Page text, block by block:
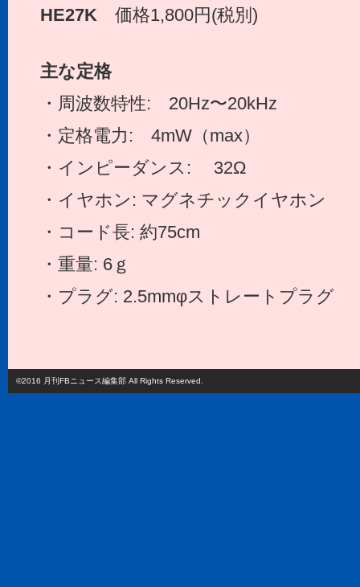
HE27K 価格1,800円(税別)
主な定格
・周波数特性: 20Hz〜20kHz
・定格電力: 4mW（max）
・インピーダンス: 32Ω
・イヤホン: マグネチックイヤホン
・コード長: 約75cm
・重量: 6ｇ
・プラグ: 2.5mmφストレートプラグ
©2016 月刊FBニュース編集部 All Rights Reserved.